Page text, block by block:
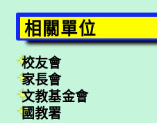
相關單位
校友會
家長會
文教基金會
國教署